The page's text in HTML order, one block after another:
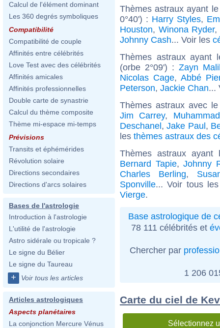
Calcul de l'élément dominant
Les 360 degrés symboliques
Compatibilité
Compatibilité de couple
Affinités entre célébrités
Love Test avec des célébrités
Affinités amicales
Affinités professionnelles
Double carte de synastrie
Calcul du thème composite
Thème mi-espace mi-temps
Prévisions
Transits et éphémérides
Révolution solaire
Directions secondaires
Directions d'arcs solaires
Bases de l'astrologie
Introduction à l'astrologie
L'utilité de l'astrologie
Astro sidérale ou tropicale ?
Le signe du Bélier
Le signe du Taureau
+ Voir tous les articles
Articles astrologiques
Aspects planétaires
La conjonction Mercure Vénus
Thèmes astraux ayant
0°40') : Harry Styles,
Houston, Winona Ryder,
Johnny Cash... Voir les
Thèmes astraux ayant
(orbe 2°09') : Zayn
Nicolas Cage, Abbé
Peterson, Jackie Chan...
Thèmes astraux avec
Jim Carrey,
Deschanel,Jake Paul,
les thèmes astraux des
Thèmes astraux
Bernard Tapie,Johnny
Charles Berling,
Sponville... Voir tous
Vierge.
Base astrologique de
78 111 célébrités et
Chercher par
1 206
Carte du ciel de
Sélectionnez